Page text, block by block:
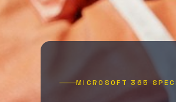
MICROSOFT 365